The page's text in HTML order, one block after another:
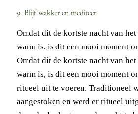
9. Blijf wakker en mediteer
Omdat dit de kortste nacht van
warm is, is dit een mooi moment
Omdat dit de kortste nacht van
warm is, is dit een mooi moment
ritueel uit te voeren. Traditioneel
aangestoken en werd er ritueel